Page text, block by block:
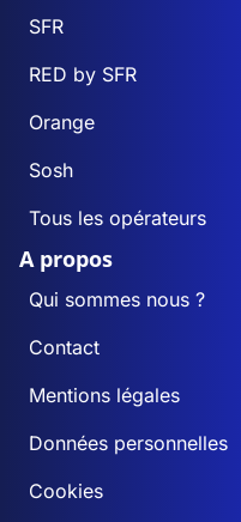
SFR
RED by SFR
Orange
Sosh
Tous les opérateurs
A propos
Qui sommes nous ?
Contact
Mentions légales
Données personnelles
Cookies